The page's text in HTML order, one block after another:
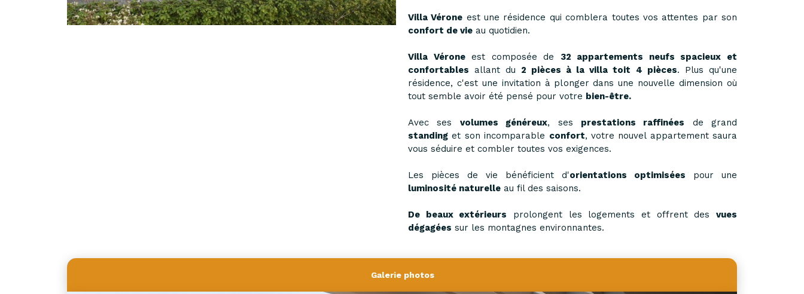
Villa Vérone est une résidence qui comblera toutes vos attentes par son
confort de vie au quotidien.
Villa Véroneest composée de 32 appartements neufs spacieux et
confortables allant du 2 pièces à la villa toit 4 pièces. Plus qu'une
résidence, c'est une invitation à plonger dans une nouvelle dimension où
tout semble avoir été pensé pour votre bien-être.
Avec ses volumes généreux, ses prestations raffinées de grand
standing et son incomparable confort, votre nouvel appartement saura
vous séduire et combler toutes vos exigences.
Les pièces de vie bénéficient d'orientations optimisées pour une
luminosité naturelle au fil des saisons.
De beaux extérieurs prolongent les logements et offrent desvues
dégagées sur les montagnes environnantes.
Galerie photos